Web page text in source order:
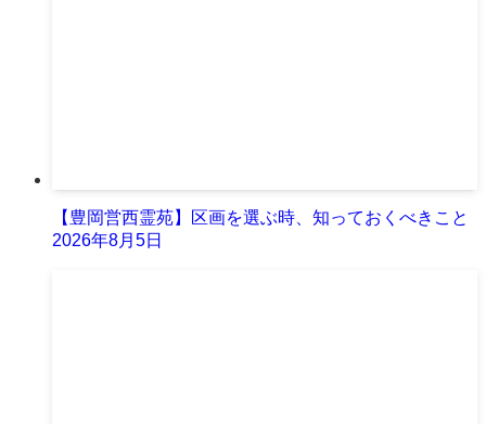
【豊岡営西霊苑】区画を選ぶ時、知っておくべきこと
2026年8月5日